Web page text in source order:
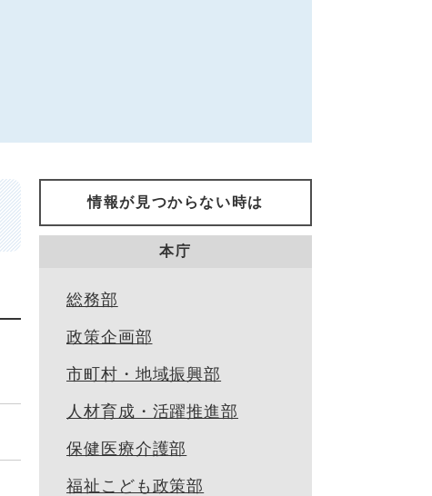
情報が見つからない時は
本庁
総務部
政策企画部
市町村・地域振興部
人材育成・活躍推進部
保健医療介護部
福祉こども政策部